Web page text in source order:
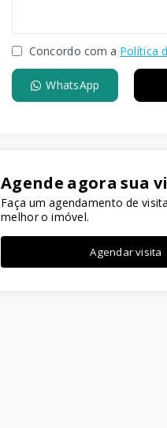
Concordo com a Política
WhatsApp
Agende agora sua
Faça um agendamento de
melhor o imóvel.
Agendar visita